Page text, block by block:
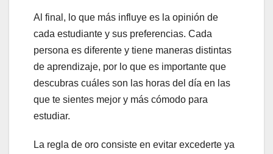
Al final, lo que más influye es la opinión de
cada estudiante y sus preferencias. Cada
persona es diferente y tiene maneras distintas
de aprendizaje, por lo que es importante que
descubras cuáles son las horas del día en las
que te sientes mejor y más cómodo para
estudiar.
La regla de oro consiste en evitar excederte ya